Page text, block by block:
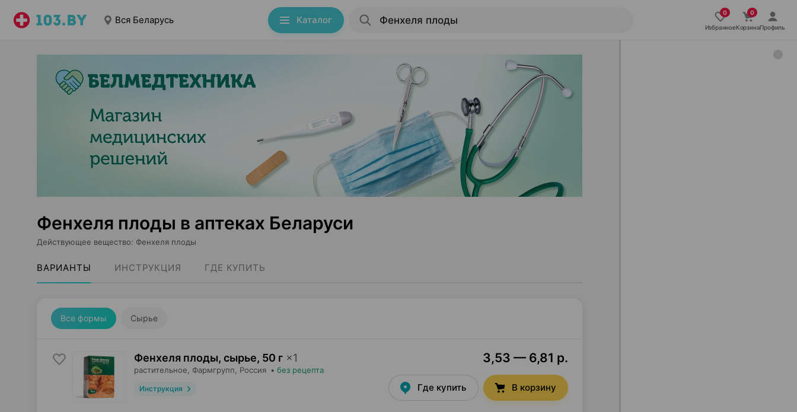
Вся Беларусь Каталог
ИзбранноеКорзинаПрофиль
Фенхеля плоды в аптеках Беларуси
Действующее вещество: Фенхеля плоды
ВАРИАНТЫ ИНСТРУКЦИЯ ГДЕ КУПИТЬ
Все формы Сырье
Фенхеля плоды, сырье, 50 г ×1
растительное, Фармгрупп , Россия • без рецепта
Инструкция
3,53 — 6,81 р.
Где купить В корзину